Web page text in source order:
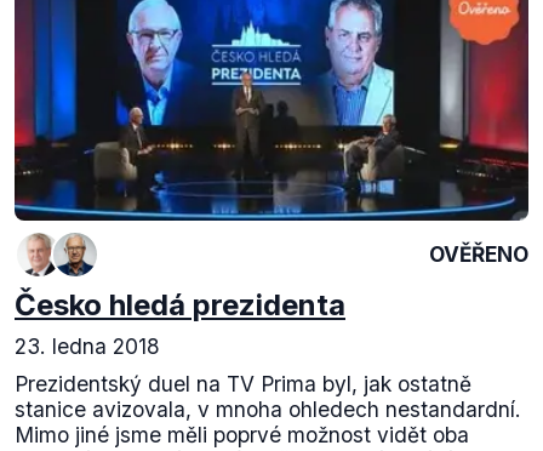
OVĚŘENO
Česko hledá prezidenta
23. ledna 2018
Prezidentský duel na TV Prima byl, jak ostatně
stanice avizovala, v mnoha ohledech nestandardní.
Mimo jiné jsme měli poprvé možnost vidět oba